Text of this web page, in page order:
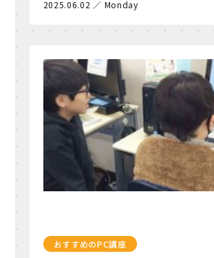
2025.06.02 ／ Monday
おすすめのPC講座